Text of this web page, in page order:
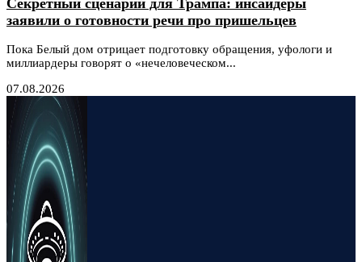
заявили о готовности речи про пришельцев
Пока Белый дом отрицает подготовку обращения, уфологи и
миллиардеры говорят о «нечеловеческом...
07.08.2026